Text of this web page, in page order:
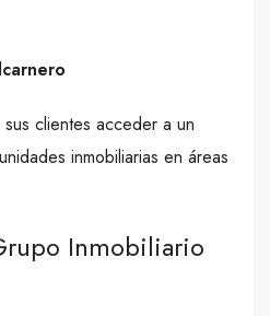
clientes acceder a un
inmobiliarias en áreas
Inmobiliario